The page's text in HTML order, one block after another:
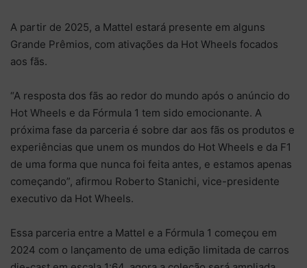
A partir de 2025, a Mattel estará presente em alguns
Grande Prêmios, com ativações da Hot Wheels focados
aos fãs.
“A resposta dos fãs ao redor do mundo após o anúncio do
Hot Wheels e da Fórmula 1 tem sido emocionante. A
próxima fase da parceria é sobre dar aos fãs os produtos e
experiências que unem os mundos do Hot Wheels e da F1
de uma forma que nunca foi feita antes, e estamos apenas
começando”, afirmou Roberto Stanichi, vice-presidente
executivo da Hot Wheels.
Essa parceria entre a Mattel e a Fórmula 1 começou em
2024 com o lançamento de uma edição limitada de carros